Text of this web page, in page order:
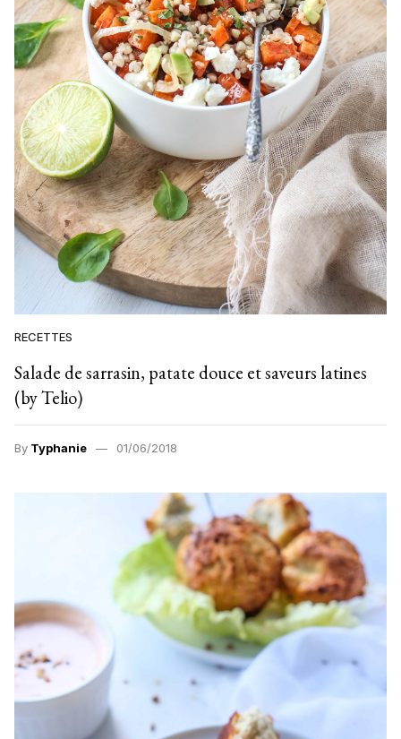
RECETTES
Salade de sarrasin, patate douce et saveurs latines
(by Telio)
By Typhanie 01/06/2018